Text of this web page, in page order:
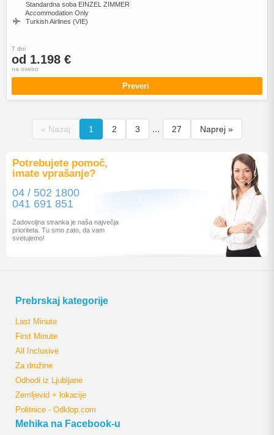
Potrebujete pomoč,
imate vprašanje?
04 / 502 1800
041 691 851
Zadovoljna stranka je naša največja
prioriteta. Tu smo zato, da vam
svetujemo!
Standardna soba EINZEL ZIMMER
Accommodation Only
Turkish Airlines (VIE)
7 dni
od 1.198 €
na osebo
Preveri
« Nazaj 1 2 3 ... 27 Naprej »
Prebrskaj kategorije
Last Minute
First Minute
All Inclusive
Za družine
Odhodi iz Ljubljane
Zemljevid + lokacije
Politnice - Odklop.com
Mehika na Facebook-u